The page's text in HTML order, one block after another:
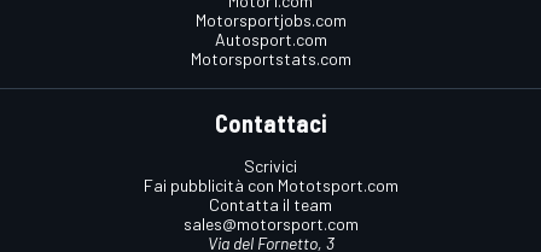
Motorsportjobs.com
Autosport.com
Motorsportstats.com
Contattaci
Scrivici
Fai pubblicità con Mototsport.com
Contatta il team
sales@motorsport.com
Via del Fornetto, 3